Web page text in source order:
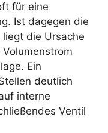
für eine
Ist dagegen die
die Ursache
Ein
deutlich
interne
Ventil